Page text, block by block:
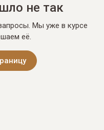
не так
Мы уже в курсе
её.